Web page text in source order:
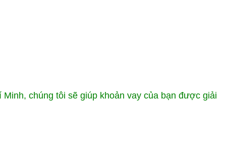
chúng tôi sẽ giúp khoản vay của bạn được giải